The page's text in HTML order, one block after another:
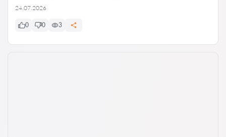
24.07.2026
0 0 3